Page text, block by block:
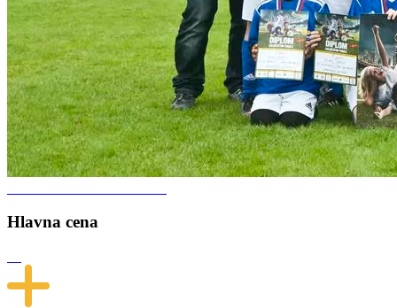
Hlavna cena